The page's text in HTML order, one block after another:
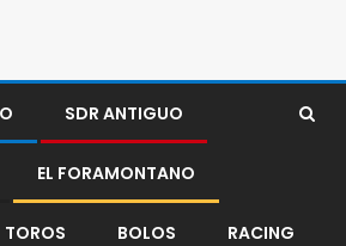
SDR ANTIGUO
EL FORAMONTANO
TOROS BOLOS RACING